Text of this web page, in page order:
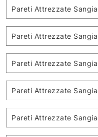
Pareti Attrezzate
Pareti Attrezzate
Pareti Attrezzate
Pareti Attrezzate
Pareti Attrezzate